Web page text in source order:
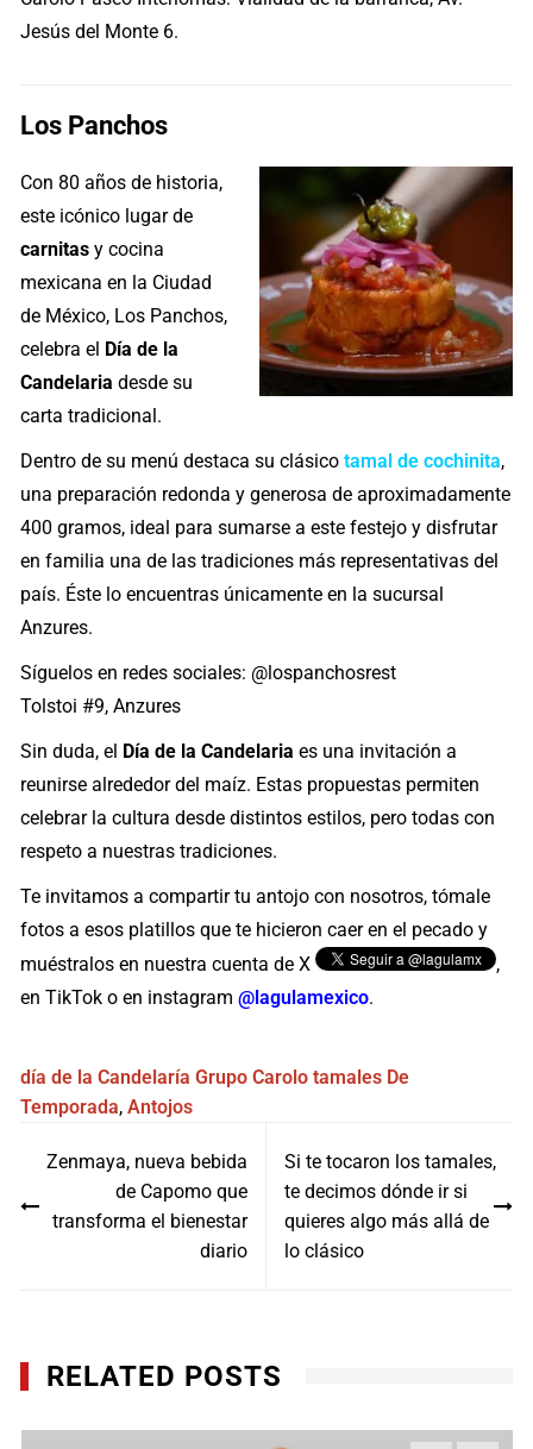
Jesús del Monte 6.
Los Panchos
Con 80 años de historia,
este icónico lugar de
carnitas y cocina
mexicana en la Ciudad
de México, Los Panchos,
celebra el Día de la
Candelaria desde su
carta tradicional.
Dentro de su menú destaca su clásicotamal de cochinita,
una preparación redonda y generosa de aproximadamente
400 gramos, ideal para sumarse a este festejo y disfrutar
en familia una de las tradiciones más representativas del
país. Éste lo encuentras únicamente en la sucursal
Anzures.
Síguelos en redes sociales: @lospanchosrest
Tolstoi #9, Anzures
Sin duda, el Día de la Candelaria es una invitación a
reunirse alrededor del maíz. Estas propuestas permiten
celebrar la cultura desde distintos estilos, pero todas con
respeto a nuestras tradiciones.
Te invitamos a compartir tu antojo con nosotros, tómale
fotos a esos platillos que te hicieron caer en el pecado y
muéstralos en nuestra cuenta de X
,
en TikTok o en instagram@lagulamexico.
día de la Candelaría Grupo Carolo tamales De
Temporada,Antojos
de
entradas
Zenmaya, nueva bebida
de Capomo que
transforma el bienestar
diario
Si te tocaron los tamales,
te decimos dónde ir si
quieres algo más allá de
lo clásico
RELATED POSTS